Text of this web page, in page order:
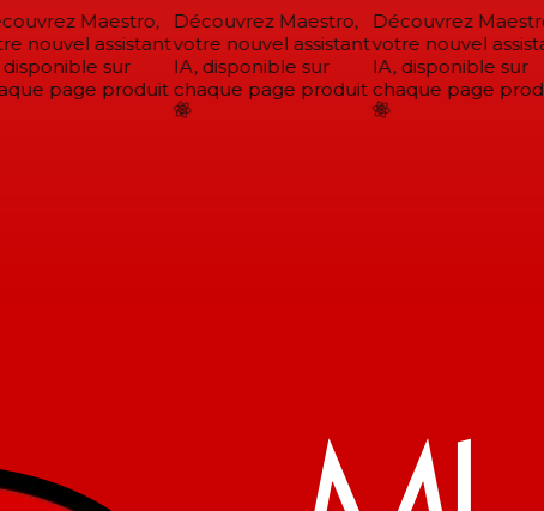
Maestro,
nouvel assistant
disponible sur
page produit
Découvrez Maestro,
votre nouvel assistant
IA, disponible sur
chaque page produit
Découvrez
votre nouvel
IA, disponible sur
chaque page